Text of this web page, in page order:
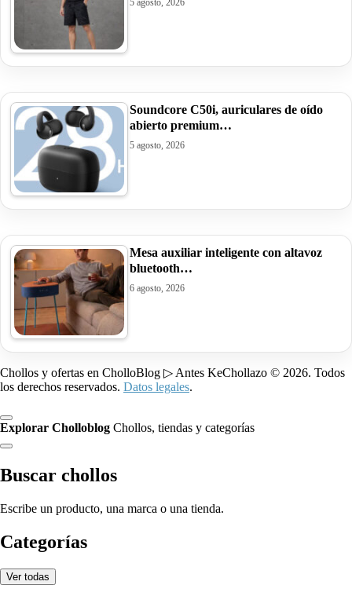
5 agosto, 2026
Soundcore C50i, auriculares de oído
abierto premium…
5 agosto, 2026
Mesa auxiliar inteligente con altavoz
bluetooth…
6 agosto, 2026
Chollos y ofertas en CholloBlog ▷ Antes KeChollazo © 2026. Todos
los derechos reservados. Datos legales.
Explorar Cholloblog Chollos, tiendas y categorías
Buscar chollos
Escribe un producto, una marca o una tienda.
Categorías
Ver todas